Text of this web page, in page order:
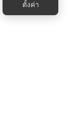
ตั้งค่า